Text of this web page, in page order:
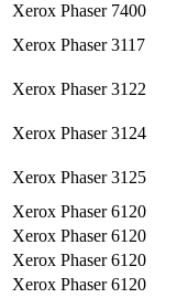
Xerox Phaser 7400
Xerox Phaser 3117
Xerox Phaser 3122
Xerox Phaser 3124
Xerox Phaser 3125
Xerox Phaser 6120
Xerox Phaser 6120
Xerox Phaser 6120
Xerox Phaser 6120